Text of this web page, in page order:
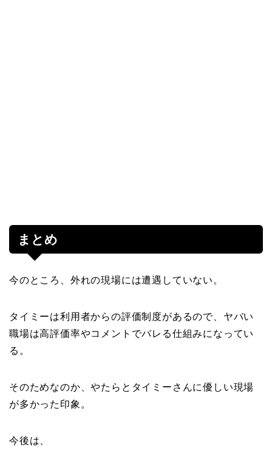
まとめ
今のところ、外れの現場には遭遇していない。
タイミーは利用者からの評価制度があるので、ヤバい
職場は高評価率やコメントでバレる仕組みになってい
る。
そのためなのか、やたらとタイミーさんに優しい現場
が多かった印象。
今後は、